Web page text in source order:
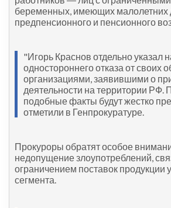
беременных, имеющих малолетних
предпенсионного и пенсионного
"Игорь Краснов отдельно указал
одностороннего отказа от своих
организациями, заявившими о
деятельности на территории РФ.
подобные факты будут жестко
отметили в Генпрокуратуре.
Прокуроры обратят особое
недопущение злоупотреблений,
ограничением поставок продукции
сегмента.